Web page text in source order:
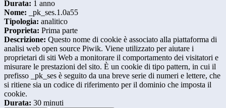
Durata: 1 anno
Nome: _pk_ses.1.0a55
Tipologia: analitico
Proprieta: Prima parte
Descrizione: Questo nome di cookie è associato alla piattaforma di
analisi web open source Piwik. Viene utilizzato per aiutare i
proprietari di siti Web a monitorare il comportamento dei visitatori e
misurare le prestazioni del sito. È un cookie di tipo pattern, in cui il
prefisso _pk_ses è seguito da una breve serie di numeri e lettere, che
si ritiene sia un codice di riferimento per il dominio che imposta il
cookie.
Durata: 30 minuti